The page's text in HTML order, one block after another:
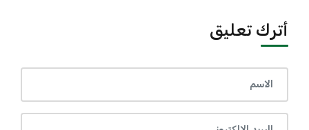
أترك تعليق